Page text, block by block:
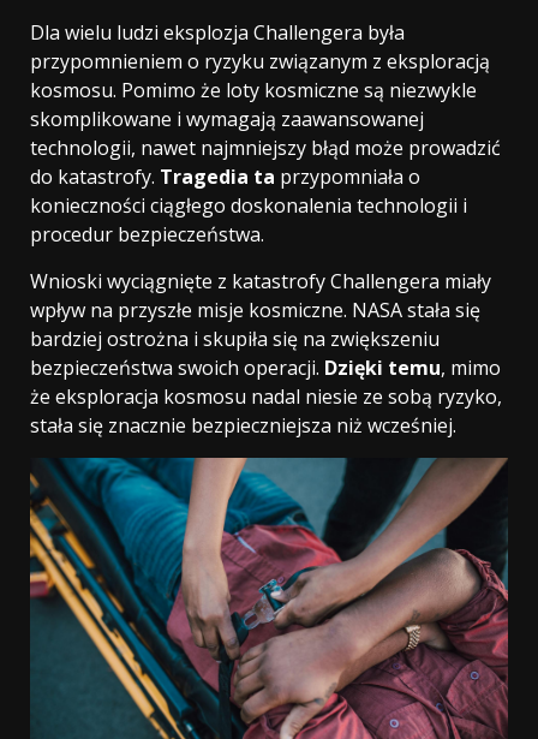
Dla wielu ludzi eksplozja Challengera była
przypomnieniem o ryzyku związanym z eksploracją
kosmosu. Pomimo że loty kosmiczne są niezwykle
skomplikowane i wymagają zaawansowanej
technologii, nawet najmniejszy błąd może prowadzić
do katastrofy. Tragedia ta przypomniała o
konieczności ciągłego doskonalenia technologii i
procedur bezpieczeństwa.
Wnioski wyciągnięte z katastrofy Challengera miały
wpływ na przyszłe misje kosmiczne. NASA stała się
bardziej ostrożna i skupiła się na zwiększeniu
bezpieczeństwa swoich operacji. Dzięki temu, mimo
że eksploracja kosmosu nadal niesie ze sobą ryzyko,
stała się znacznie bezpieczniejsza niż wcześniej.